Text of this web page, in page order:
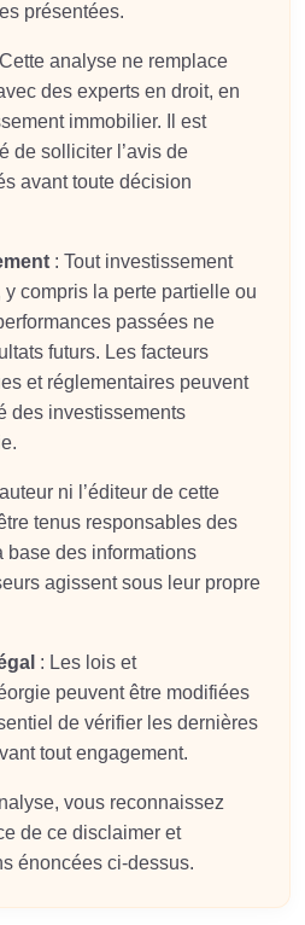
présentées.
analyse ne remplace
des experts en droit, en
immobilier. Il est
de solliciter l’avis de
avant toute décision
: Tout investissement
compris la perte partielle ou
passées ne
futurs. Les facteurs
et réglementaires peuvent
des investissements
ni l’éditeur de cette
tenus responsables des
base des informations
agissent sous leur propre
: Les lois et
peuvent être modifiées
de vérifier les dernières
tout engagement.
vous reconnaissez
de ce disclaimer et
énoncées ci-dessus.